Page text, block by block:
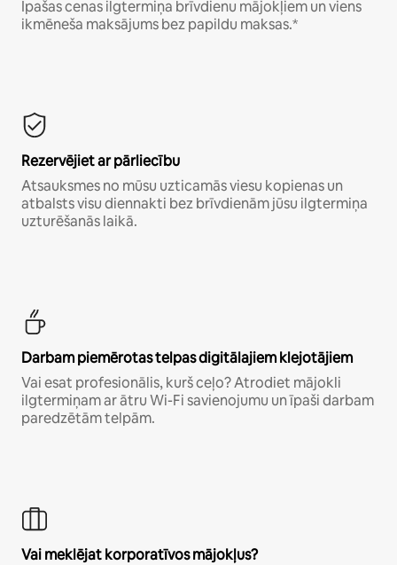
Īpašas cenas ilgtermiņa brīvdienu mājokļiem un viens
ikmēneša maksājums bez papildu maksas.*
Rezervējiet ar pārliecību
Atsauksmes no mūsu uzticamās viesu kopienas un
atbalsts visu diennakti bez brīvdienām jūsu ilgtermiņa
uzturēšanās laikā.
Darbam piemērotas telpas digitālajiem klejotājiem
Vai esat profesionālis, kurš ceļo? Atrodiet mājokli
ilgtermiņam ar ātru Wi-Fi savienojumu un īpaši darbam
paredzētām telpām.
Vai meklējat korporatīvos mājokļus?